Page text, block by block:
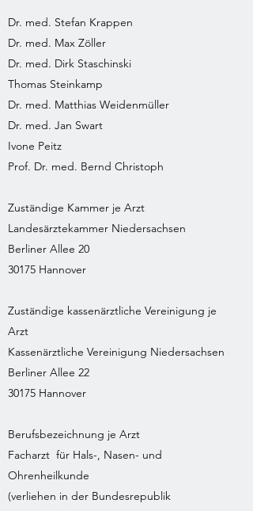
Dr. med. Stefan Krappen
Dr. med. Max Zöller
Dr. med. Dirk Staschinski
Thomas Steinkamp
Dr. med. Matthias Weidenmüller
Dr. med. Jan Swart
Ivone Peitz
Prof. Dr. med. Bernd Christoph
Zuständige Kammer je Arzt
Landesärztekammer Niedersachsen
Berliner Allee 20
30175 Hannover
Zuständige kassenärztliche Vereinigung je
Arzt
Kassenärztliche Vereinigung Niedersachsen
Berliner Allee 22
30175 Hannover
Berufsbezeichnung je Arzt
Facharzt für Hals-, Nasen- und
Ohrenheilkunde
(verliehen in der Bundesrepublik